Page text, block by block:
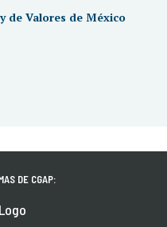
de Valores de México
DE CGAP: